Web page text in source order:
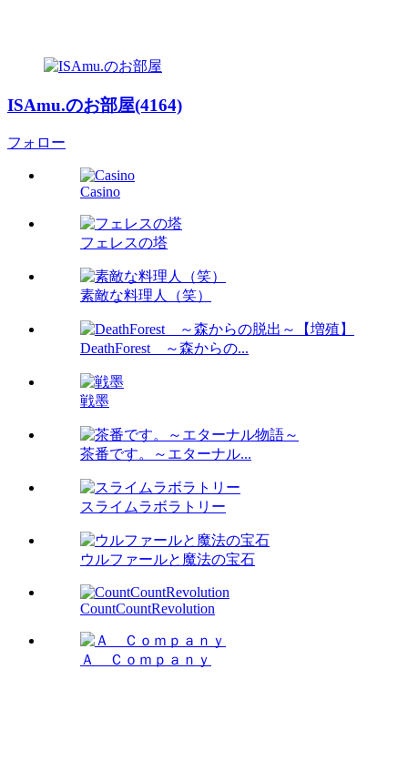
ISAmu.のお部屋(4164)
フォロー
Casino
フェレスの塔
素敵な料理人（笑）
DeathForest ～森からの...
戦墨
茶番です。～エターナル...
スライムラボラトリー
ウルファールと魔法の宝石
CountCountRevolution
Ａ Ｃｏｍｐａｎｙ